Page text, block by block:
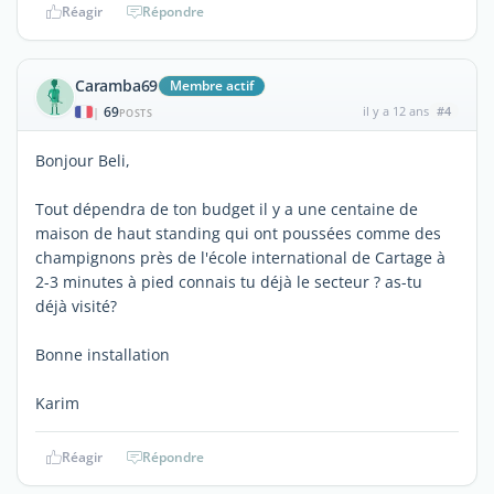
Réagir Répondre
Caramba69 Membre actif
| 69POSTS il y a 12 ans #4
Bonjour Beli,
Tout dépendra de ton budget il y a une centaine de
maison de haut standing qui ont poussées comme des
champignons près de l'école international de Cartage à
2-3 minutes à pied connais tu déjà le secteur ? as-tu
déjà visité?
Bonne installation
Karim
Réagir Répondre